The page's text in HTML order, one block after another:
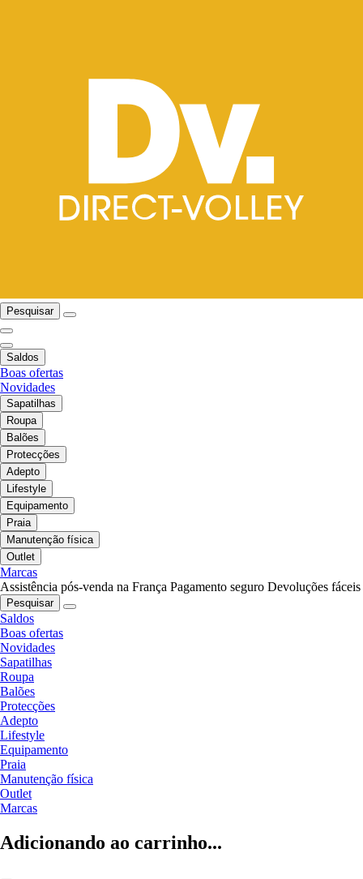
Pesquisar
Saldos
Boas ofertas
Novidades
Sapatilhas
Roupa
Balões
Protecções
Adepto
Lifestyle
Equipamento
Praia
Manutenção física
Outlet
Marcas
Assistência pós-venda na França Pagamento seguro Devoluções fáceis
Pesquisar
Saldos
Boas ofertas
Novidades
Sapatilhas
Roupa
Balões
Protecções
Adepto
Lifestyle
Equipamento
Praia
Manutenção física
Outlet
Marcas
Adicionando ao carrinho...